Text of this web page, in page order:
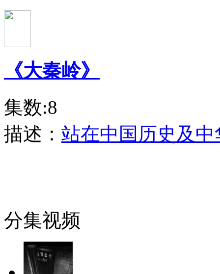
《大秦岭》
集数:8
描述： 站在中国历史及
分集视频